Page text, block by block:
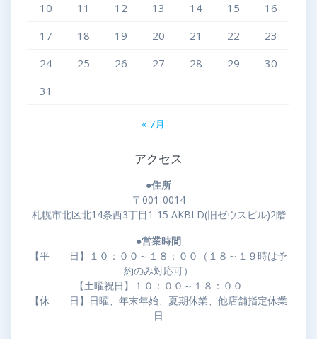
10
11 12 13 14 15
16
17
18 19 20 21 22
23
24
25 26 27 28 29
30
31
« 7月
アクセス
●住所
〒001-0014
札幌市北区北14条西3丁目1-15 AKBLD(旧ゼウスビル)2階
●営業時間
【平 日】１０：００～１８：００（１８～１９時は予
約のみ対応可）
【土曜祝日】１０：００～１８：００
【休 日】日曜、年末年始、夏期休業、他店舗指定休業
日